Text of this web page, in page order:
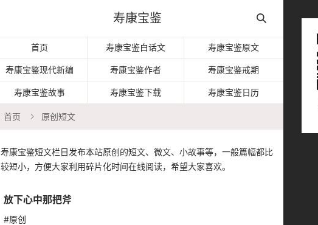
寿康宝鉴 
首页 寿康宝鉴白话文 寿康宝鉴原文
寿康宝鉴现代新编 寿康宝鉴作者 寿康宝鉴戒期
寿康宝鉴故事 寿康宝鉴下载 寿康宝鉴日历
首页  原创短文
寿康宝鉴短文栏目发布本站原创的短文、微文、小故事等，一般篇幅都比
较短小，方便大家利用碎片化时间在线阅读，希望大家喜欢。
放下心中那把斧
#原创